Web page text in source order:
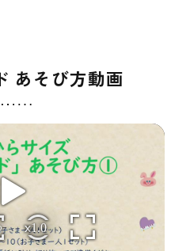
あそび方動画